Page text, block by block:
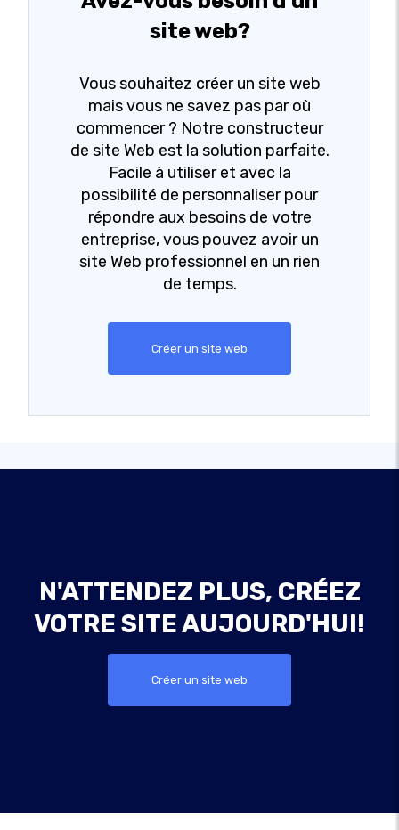
site web?
Vous souhaitez créer un site web
mais vous ne savez pas par où
commencer ? Notre constructeur
de site Web est la solution parfaite.
Facile à utiliser et avec la
possibilité de personnaliser pour
répondre aux besoins de votre
entreprise, vous pouvez avoir un
site Web professionnel en un rien
de temps.
Créer un site web
N'ATTENDEZ PLUS, CRÉEZ
VOTRE SITE AUJOURD'HUI!
Créer un site web